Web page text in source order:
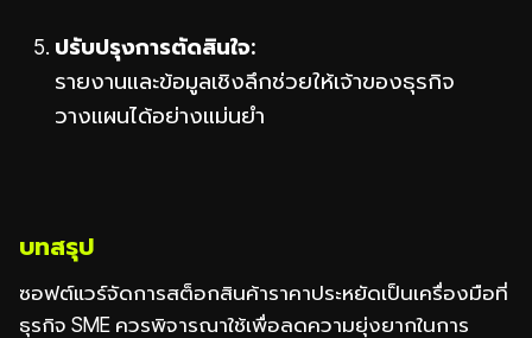
ปรับปรุงการตัดสินใจ:
รายงานและข้อมูลเชิงลึกช่วยให้เจ้าของธุรกิจ
วางแผนได้อย่างแม่นยำ
บทสรุป
ซอฟต์แวร์จัดการสต็อกสินค้าราคาประหยัดเป็นเครื่องมือที่
ธุรกิจ SME ควรพิจารณาใช้เพื่อลดความยุ่งยากในการ